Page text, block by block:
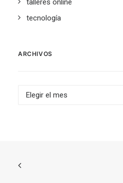
talleres online
tecnología
ARCHIVOS
Archivos